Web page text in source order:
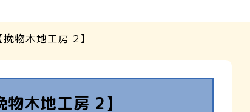
物木地工房 2】
木地工房 2】